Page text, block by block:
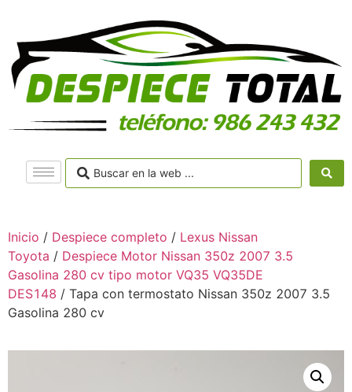
Inicio / Despiece completo / Lexus Nissan
Toyota / Despiece Motor Nissan 350z 2007 3.5
Gasolina 280 cv tipo motor VQ35 VQ35DE
DES148 / Tapa con termostato Nissan 350z 2007 3.5
Gasolina 280 cv